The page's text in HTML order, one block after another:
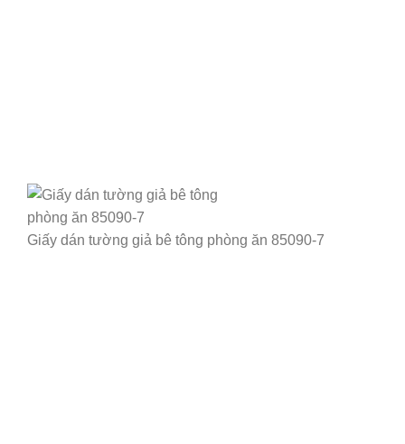
Giấy dán tường giả bê tông phòng ăn 85090-7